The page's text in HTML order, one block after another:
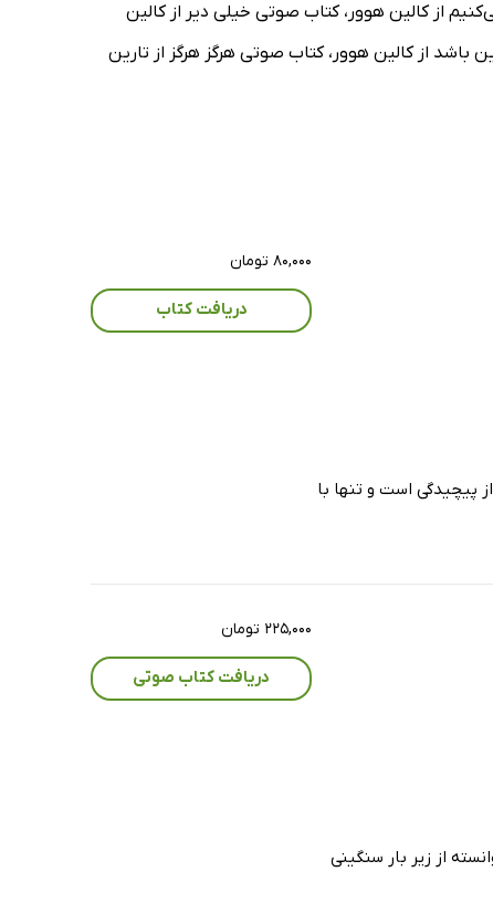
از کالین هوور، کتاب صوتی خیلی دیر از کالین
از کالین هوور، کتاب صوتی هرگز هرگز از تارین
پیچیدگی است و تنها با
۸۰,۰۰۰ تومان
دریافت کتاب
از زیر بار سنگینی
۲۲۵,۰۰۰ تومان
دریافت کتاب صوتی